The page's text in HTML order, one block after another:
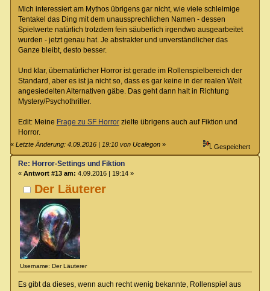
Mich interessiert am Mythos übrigens gar nicht, wie viele schleimige
Tentakel das Ding mit dem unaussprechlichen Namen - dessen
Spielwerte natürlich trotzdem fein säuberlich irgendwo ausgearbeitet
wurden - jetzt genau hat. Je abstrakter und unverständlicher das
Ganze bleibt, desto besser.
Und klar, übernatürlicher Horror ist gerade im Rollenspielbereich der
Standard, aber es ist ja nicht so, dass es gar keine in der realen Welt
angesiedelten Alternativen gäbe. Das geht dann halt in Richtung
Mystery/Psychothriller.
Edit: Meine Frage zu SF Horrorzielte übrigens auch auf Fiktion und
Horror.
«Letzte Änderung: 4.09.2016 | 19:10 von Ucalegon » Gespeichert
Der Läuterer
Username: Der Läuterer
Re: Horror-Settings und Fiktion
« Antwort #13 am: 4.09.2016 | 19:14 »
Es gibt da dieses, wenn auch recht wenig bekannte, Rollenspiel aus